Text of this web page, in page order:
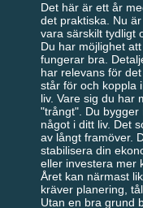
Det här är ett år
det praktiska. Nu
vara särskilt tydligt
Du har möjlighet
fungerar bra.
har relevans för
står för och koppla
liv. Vare sig du har
"trångt". Du
något i ditt liv. Det
av långt framöver.
stabilisera din
eller investera mer
Året kan närmast
kräver planering,
Utan en bra grund